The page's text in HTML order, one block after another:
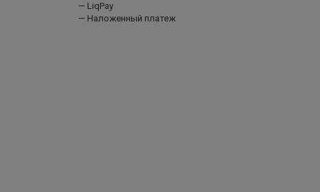
LiqPay
Наложенный платеж